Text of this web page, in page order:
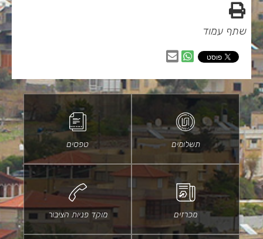
הדפס
שתף עמוד
שיתוף
בווטסאפ
שיתוף
באמצעות
תשלומים טפסים
מכרזים מוקד פניות הציבור